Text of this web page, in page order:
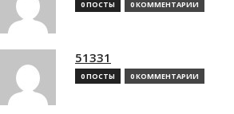
0 ПОСТЫ 0 КОММЕНТАРИИ
51331
0 ПОСТЫ 0 КОММЕНТАРИИ